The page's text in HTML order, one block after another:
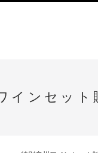
インセット